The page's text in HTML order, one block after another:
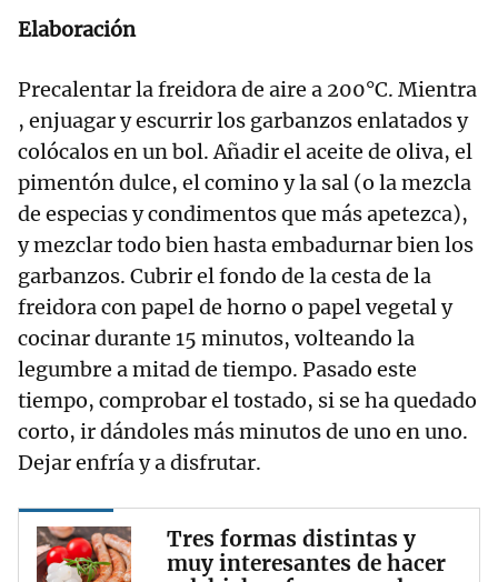
Elaboración
Precalentar la freidora de aire a 200°C. Mientra
, enjuagar y escurrir los garbanzos enlatados y
colócalos en un bol. Añadir el aceite de oliva, el
pimentón dulce, el comino y la sal (o la mezcla
de especias y condimentos que más apetezca),
y mezclar todo bien hasta embadurnar bien los
garbanzos. Cubrir el fondo de la cesta de la
freidora con papel de horno o papel vegetal y
cocinar durante 15 minutos, volteando la
legumbre a mitad de tiempo. Pasado este
tiempo, comprobar el tostado, si se ha quedado
corto, ir dándoles más minutos de uno en uno.
Dejar enfría y a disfrutar.
Tres formas distintas y
muy interesantes de hacer